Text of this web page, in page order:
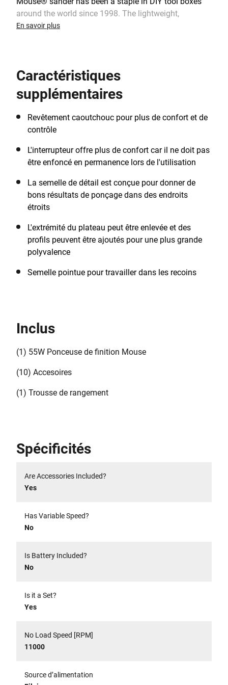
around the world since 1998. The lightweight,
compact and ergonomic design enables you to sand
cleaning glass, sanding in tight spaces and providing
the finishing touches to your DIY projects, with ease.
Reach into those more detail intricate areas with the
clear with the handy dust bag.
En savoir plus
Caractéristiques
supplémentaires
Revêtement caoutchouc pour plus de confort et de
contrôle
L'interrupteur offre plus de confort car il ne doit pas
être enfoncé en permanence lors de l'utilisation
La semelle de détail est conçue pour donner de
bons résultats de ponçage dans des endroits
étroits
L'extrémité du plateau peut être enlevée et des
profils peuvent être ajoutés pour une plus grande
polyvalence
Semelle pointue pour travailler dans les recoins
Inclus
(1) 55W Ponceuse de finition Mouse
(10) Accesoires
(1) Trousse de rangement
Spécificités
Are Accessories Included?
Yes
Has Variable Speed?
No
Is Battery Included?
No
Is it a Set?
Yes
No Load Speed [RPM]
11000
Source d’alimentation